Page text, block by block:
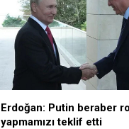
Erdoğan: Putin beraber
yapmamızı teklif etti